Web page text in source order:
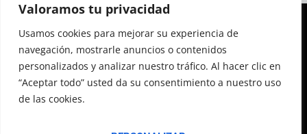
Valoramos tu privacidad
Usamos cookies para mejorar su experiencia de
navegación, mostrarle anuncios o contenidos
personalizados y analizar nuestro tráfico. Al hacer clic en
“Aceptar todo” usted da su consentimiento a nuestro uso
de las cookies.